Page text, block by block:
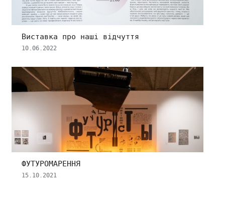
Виставка про наші відчуття
10.06.2022
ФУТУРОМАРЕННЯ
15.10.2021